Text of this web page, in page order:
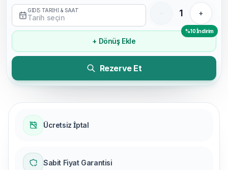
GİDİŞ TARİHİ & SAAT
Tarih seçin 1 +
+ Dönüş Ekle
%10 İndirim
Rezerve Et
Ücretsiz İptal
Sabit Fiyat Garantisi